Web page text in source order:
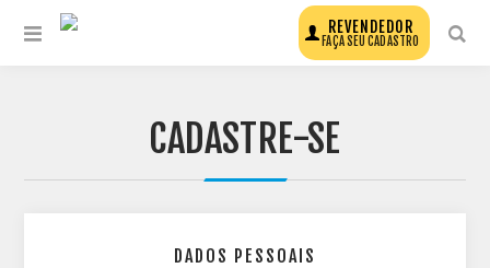
REVENDEDOR
FAÇA SEU CADASTRO
CADASTRE-SE
DADOS PESSOAIS